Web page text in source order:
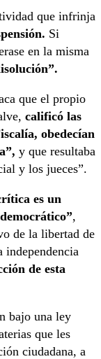
que infrinja
Si
en la misma
que el propio
calificó las
obedecían
y que resultaba
y los jueces”.
es un
,
de la libertad de
independencia
de esta
bajo una ley
que les
ciudadana, a